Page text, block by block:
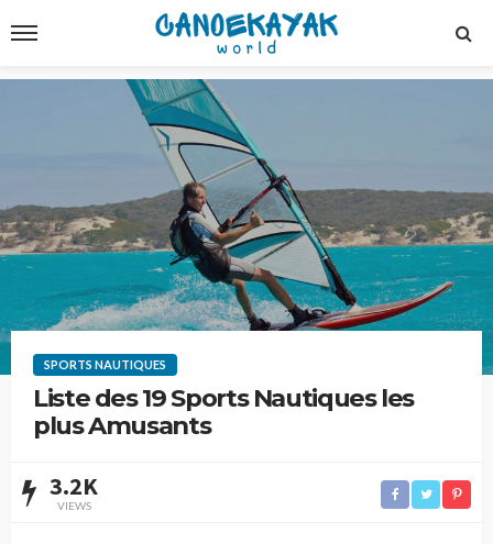
SPORTS NAUTIQUES
Liste des 19 Sports Nautiques les
plus Amusants
3.2K
VIEWS